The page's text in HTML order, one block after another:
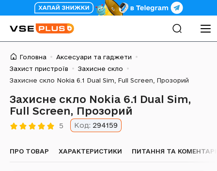
Головна
Аксесуари та гаджети
Захист пристроїв
Захисне скло
Захисне скло Nokia 6.1 Dual Sim, Full Screen, Прозорий
Захисне скло Nokia 6.1 Dual Sim,
Full Screen, Прозорий
5 Код: 294159
ПРО ТОВАР ХАРАКТЕРИСТИКИ ПИТАННЯ ТА КОМЕНТАРІ